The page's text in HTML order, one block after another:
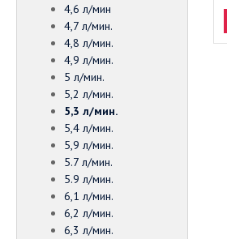
4,6 л/мин
4,7 л/мин.
4,8 л/мин.
4,9 л/мин.
5 л/мин.
5,2 л/мин.
5,3 л/мин.
5,4 л/мин.
5,9 л/мин.
5.7 л/мин.
5.9 л/мин.
6,1 л/мин.
6,2 л/мин.
6,3 л/мин.